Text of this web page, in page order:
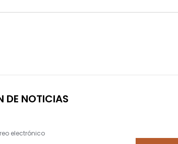
DE NOTICIAS
electrónico